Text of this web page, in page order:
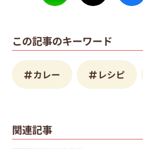
この記事のキーワード
カレー レシピ
関連記事